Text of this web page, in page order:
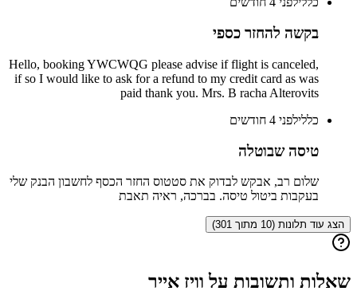
בקשה להחזר כספי
Hello, booking YWCWQG please advise if flight is canceled,
if so I would like to ask for a refund to my credit card as was
paid thank you. Mrs. B racha Alterovits
כללילפני 4 חודשים
טיסה שבוטלה
‏שלום רב, אבקש לבדוק את סטטוס החזר הכסף לחשבון הבנק שלי
בעקבות ביטול טיסה. בברכה, ראיה תאבת
הצג עוד תלונות (10 מתוך 301)
שאלות ותשובות על וויז אייר